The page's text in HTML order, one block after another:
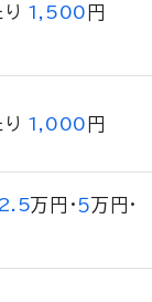
り 1,500 円
り 1,000 円
2.5万円 ・５万円 ・